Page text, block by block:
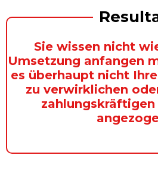
Sie wissen nicht
Umsetzung anfangen
es überhaupt nicht
zu verwirklichen